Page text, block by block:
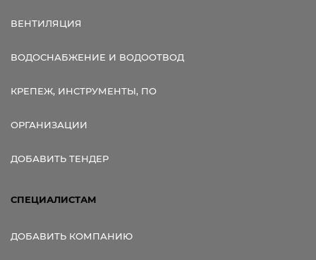
ВЕНТИЛЯЦИЯ
ВОДОСНАБЖЕНИЕ И ВОДООТВОД
КРЕПЕЖ, ИНСТРУМЕНТЫ, ПО
ОРГАНИЗАЦИИ
ДОБАВИТЬ ТЕНДЕР
СПЕЦИАЛИСТАМ
ДОБАВИТЬ КОМПАНИЮ